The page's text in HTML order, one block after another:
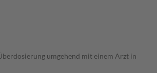
umgehend mit einem Arzt in